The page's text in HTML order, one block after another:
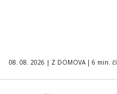
08. 08. 2026 | Z DOMOVA | 6 min.